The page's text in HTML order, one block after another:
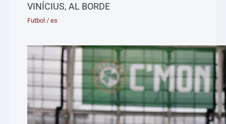
VINÍCIUS, AL BORDE
Futbol /es